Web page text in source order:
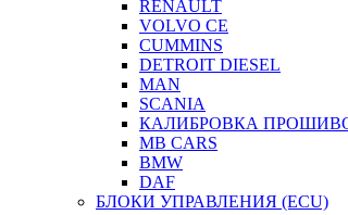
RENAULT
VOLVO CE
CUMMINS
DETROIT DIESEL
MAN
SCANIA
КАЛИБРОВКА
MB CARS
BMW
DAF
БЛОКИ УПРАВЛЕНИЯ (ECU)